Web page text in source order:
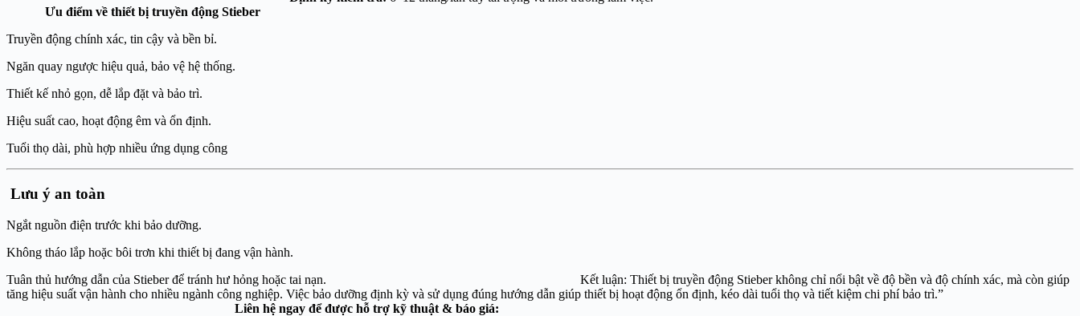
Ưu điểm về thiết bị truyền động Stieber
Truyền động chính xác, tin cậy và bền bỉ.
Ngăn quay ngược hiệu quả, bảo vệ hệ thống.
Thiết kế nhỏ gọn, dễ lắp đặt và bảo trì.
Hiệu suất cao, hoạt động êm và ổn định.
Tuổi thọ dài, phù hợp nhiều ứng dụng công
Lưu ý an toàn
Ngắt nguồn điện trước khi bảo dưỡng.
Không tháo lắp hoặc bôi trơn khi thiết bị đang vận hành.
Tuân thủ hướng dẫn của Stieber để tránh hư hỏng hoặc tai nạn. Kết luận: Thiết bị truyền động Stieber không chỉ nổi bật về độ bền và độ chính xác, mà còn giúp
tăng hiệu suất vận hành cho nhiều ngành công nghiệp. Việc bảo dưỡng định kỳ và sử dụng đúng hướng dẫn giúp thiết bị hoạt động ổn định, kéo dài tuổi thọ và tiết kiệm chi phí bảo trì.”
Liên hệ ngay để được hỗ trợ kỹ thuật & báo giá: